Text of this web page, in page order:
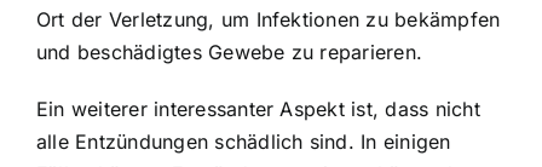
Ort der Verletzung, um Infektionen zu bekämpfen
und beschädigtes Gewebe zu reparieren.
Ein weiterer interessanter Aspekt ist, dass nicht
alle Entzündungen schädlich sind. In einigen